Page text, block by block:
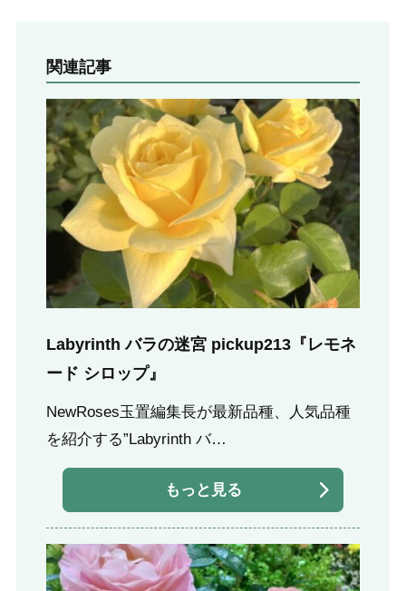
関連記事
Labyrinth バラの迷宮 pickup213『レモネ
ード シロップ』
NewRoses玉置編集長が最新品種、人気品種
を紹介する”Labyrinth バ…
もっと見る